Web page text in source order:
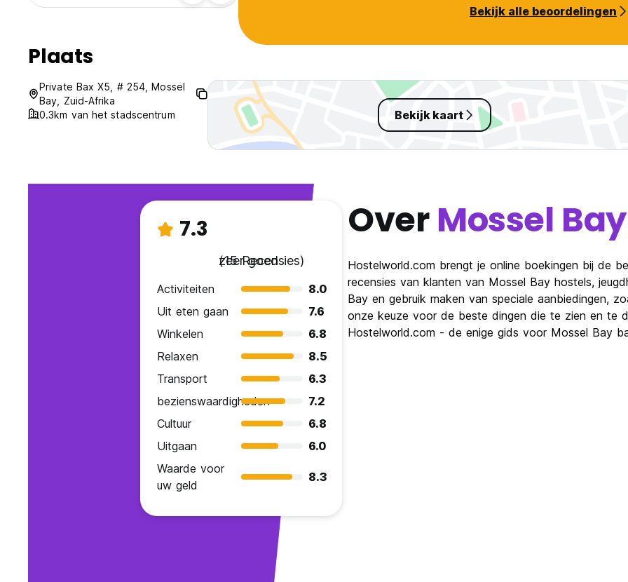
Bekijk alle beoordelingen
Plaats
Private Bax X5, # 254, Mossel
Bay, Zuid-Afrika
0.3km van het stadscentrum
Bekijk kaart
7.3
zeer goed
(15 Recensies)
Activiteiten
8.0
Uit eten gaan
7.6
Winkelen
6.8
Relaxen
8.5
Transport
6.3
bezienswaardigheden
7.2
Cultuur
6.8
Uitgaan
6.0
Waarde voor
uw geld
8.3
OverMossel Bay
Hostelworld.com brengt je online boekingen bij de
recensies van klanten van Mossel Bay hostels,
Bay en gebruik maken van speciale aanbiedingen,
onze keuze voor de beste dingen die te zien en te
Hostelworld.com - de enige gids voor Mossel Bay